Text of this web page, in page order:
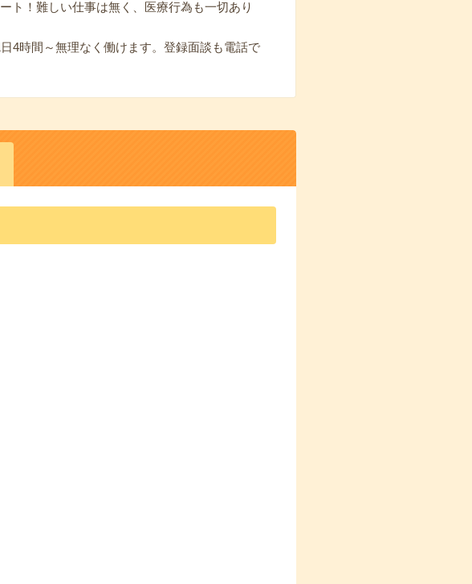
ト！難しい仕事は無く、医療行為も一切あり
4時間～無理なく働けます。登録面談も電話で